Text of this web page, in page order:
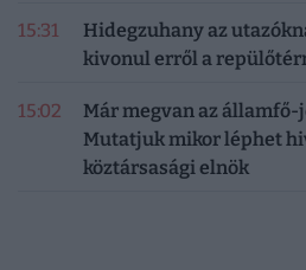
15:31
Hidegzuhany az
kivonul erről a
15:02
Már megvan az
Mutatjuk mikor léphet
köztársasági elnök